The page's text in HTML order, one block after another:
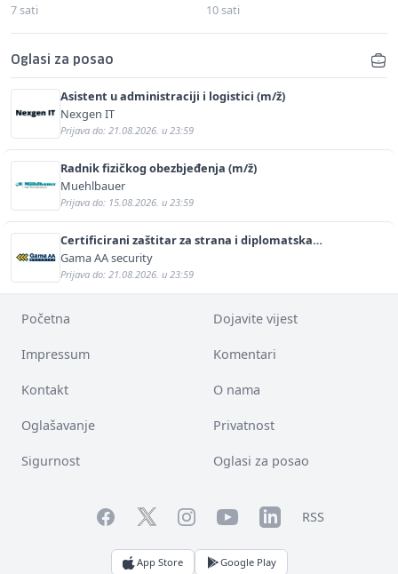
7 sati 10 sati
Oglasi za posao
Asistent u administraciji i logistici (m/ž)
Nexgen IT
Prijava do: 21.08.2026. u 23:59
Radnik fizičkog obezbjeđenja (m/ž)
Muehlbauer
Prijava do: 15.08.2026. u 23:59
Certificirani zaštitar za strana i diplomatska
predstavništva (m/ž)
Gama AA security
Prijava do: 21.08.2026. u 23:59
Početna Dojavite vijest
Impressum Komentari
Kontakt O nama
Oglašavanje Privatnost
Sigurnost Oglasi za posao
FacebookTwitterInstagramYouTubeLinkedInRSS
App Store Google Play